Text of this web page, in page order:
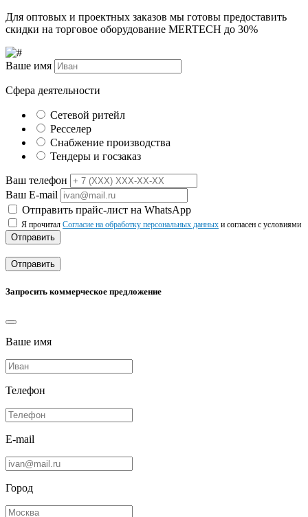
Для оптовых и проектных заказов мы готовы предоставить
скидки на торговое оборудование MERTECH до 30%
Ваше имя
Сфера деятельности
Сетевой ритейл
Ресселер
Снабжение производства
Тендеры и госзаказ
Ваш телефон
Ваш E-mail
Отправить прайс-лист на WhatsApp
Я прочитал Согласие на обработку персональных данных и согласен с условиями
Отправить
Отправить
Запросить коммерческое предложение
Ваше имя
Телефон
E-mail
Город